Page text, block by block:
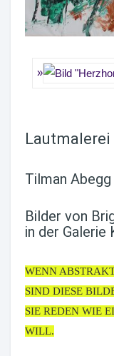
Lautmalerei
Tilman Abegg
Bilder von
in der Galerie
WENN
SIND DIESE
SIE REDEN WIE
WILL.